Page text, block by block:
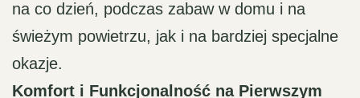
na co dzień, podczas zabaw w domu i na
świeżym powietrzu, jak i na bardziej specjalne
okazje.
Komfort i Funkcjonalność na Pierwszym